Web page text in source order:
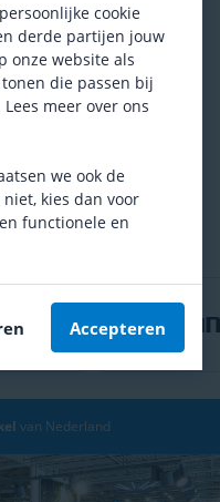
Y3CZ98020 Conus
(7 )
34,49
assortiment?
van Nederland
cookie
derde partijen jouw
onze website als
die passen bij
meer over ons
we ook de
kies dan voor
functionele en
Accepteren